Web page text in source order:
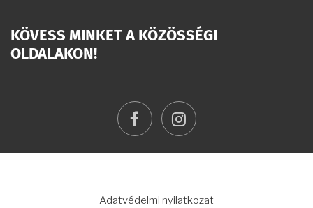
KÖVESS MINKET A KÖZÖSSÉGI
OLDALAKON!
facebookinstagram
Adatvédelmi nyilatkozat